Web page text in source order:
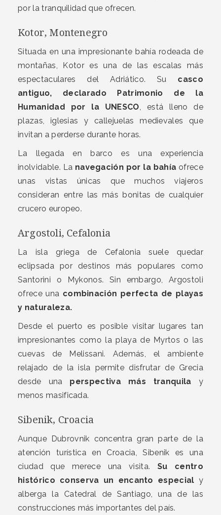
por la tranquilidad que ofrecen.
Kotor, Montenegro
Situada en una impresionante bahía rodeada de
montañas, Kotor es una de las escalas más
espectaculares del Adriático. Su casco
antiguo, declarado Patrimonio de la
Humanidad por la UNESCO, está lleno de
plazas, iglesias y callejuelas medievales que
invitan a perderse durante horas.
La llegada en barco es una experiencia
inolvidable. La navegación por la bahía ofrece
unas vistas únicas que muchos viajeros
consideran entre las más bonitas de cualquier
crucero europeo.
Argostoli, Cefalonia
La isla griega de Cefalonia suele quedar
eclipsada por destinos más populares como
Santorini o Mykonos. Sin embargo, Argostoli
ofrece una combinación perfecta de playas
y naturaleza.
Desde el puerto es posible visitar lugares tan
impresionantes como la playa de Myrtos o las
cuevas de Melissani. Además, el ambiente
relajado de la isla permite disfrutar de Grecia
desde una perspectiva más tranquila y
menos masificada.
Sibenik, Croacia
Aunque Dubrovnik concentra gran parte de la
atención turística en Croacia, Sibenik es una
ciudad que merece una visita. Su centro
histórico conserva un encanto especial y
alberga la Catedral de Santiago, una de las
construcciones más importantes del país.